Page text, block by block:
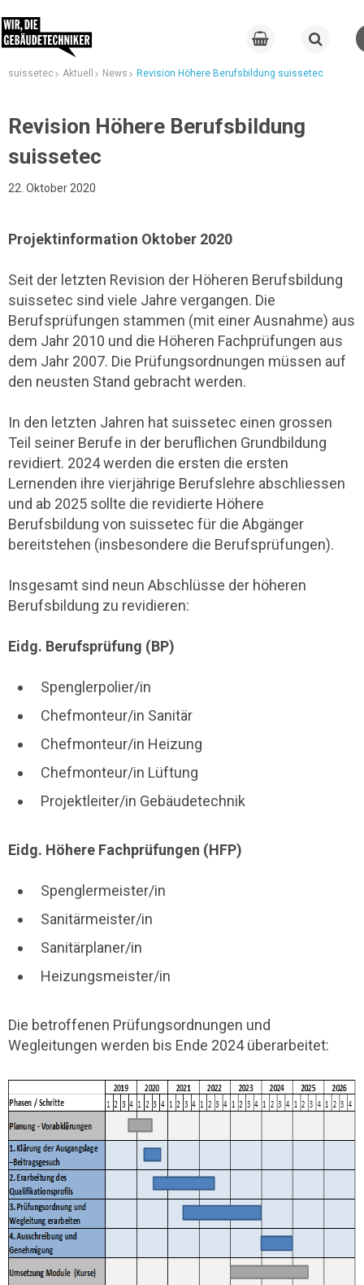
suissetec Aktuell News Revision Höhere Berufsbildung suissetec
Revision Höhere Berufsbildung
suissetec
22. Oktober 2020
Projektinformation Oktober 2020
Seit der letzten Revision der Höheren Berufsbildung
suissetec sind viele Jahre vergangen. Die
Berufsprüfungen stammen (mit einer Ausnahme) aus
dem Jahr 2010 und die Höheren Fachprüfungen aus
dem Jahr 2007. Die Prüfungsordnungen müssen auf
den neusten Stand gebracht werden.
In den letzten Jahren hat suissetec einen grossen
Teil seiner Berufe in der beruflichen Grundbildung
revidiert. 2024 werden die ersten die ersten
Lernenden ihre vierjährige Berufslehre abschliessen
und ab 2025 sollte die revidierte Höhere
Berufsbildung von suissetec für die Abgänger
bereitstehen (insbesondere die Berufsprüfungen).
Insgesamt sind neun Abschlüsse der höheren
Berufsbildung zu revidieren:
Eidg. Berufsprüfung (BP)
Spenglerpolier/in
Chefmonteur/in Sanitär
Chefmonteur/in Heizung
Chefmonteur/in Lüftung
Projektleiter/in Gebäudetechnik
Eidg. Höhere Fachprüfungen (HFP)
Spenglermeister/in
Sanitärmeister/in
Sanitärplaner/in
Heizungsmeister/in
Die betroffenen Prüfungsordnungen und
Wegleitungen werden bis Ende 2024 überarbeitet: